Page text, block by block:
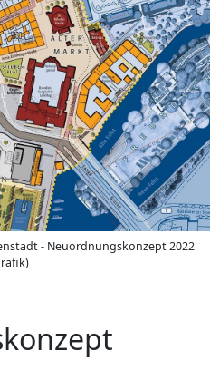
- Neuordnungskonzept 2022